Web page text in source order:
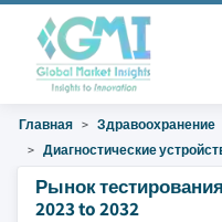
Главная Здравоохранение
Диагностические
Рынок
2023 to 2032